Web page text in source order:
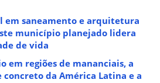
em saneamento e arquitetura
município planejado lidera
de vida
em regiões de mananciais, a
da América Latina e a